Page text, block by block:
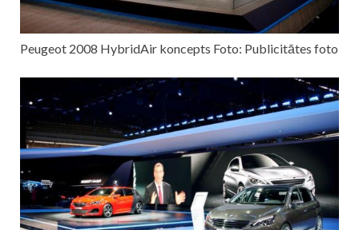
Peugeot 2008 HybridAir koncepts Foto: Publicitātes foto